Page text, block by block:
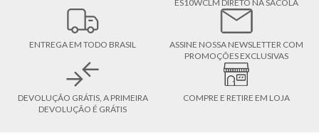
ES10WCLM DIRETO NA SACOLA
ENTREGA EM TODO BRASIL
ASSINE NOSSA NEWSLETTER COM
PROMOÇÕES EXCLUSIVAS
DEVOLUÇÃO GRÁTIS, A PRIMEIRA
DEVOLUÇÃO É GRÁTIS
COMPRE E RETIRE EM LOJA